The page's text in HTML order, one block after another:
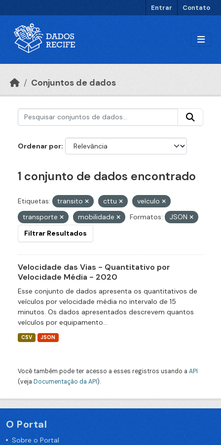
Entrar Contato
Conjuntos de dados
Ordenar por
1 conjunto de dados encontrado
Etiquetas: transito cttu
veículo
transporte
mobilidade Formatos:
JSON
Filtrar Resultados
Velocidade das Vias - Quantitativo por
Velocidade Média - 2020
Esse conjunto de dados apresenta os quantitativos de
veículos por velocidade média no intervalo de 15
minutos. Os dados apresentados descrevem quantos
veículos por equipamento...
CSV JSON
Você também pode ter acesso a esses registros usando a API
(veja Documentação da API).
O Portal
Sobre o Portal